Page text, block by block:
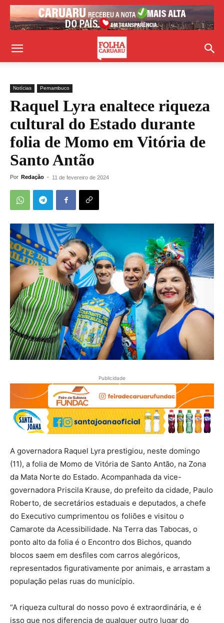
Notícias Pernambuco
Raquel Lyra enaltece riqueza
cultural do Estado durante
folia de Momo em Vitória de
Santo Antão
Por Redação - 11 de fevereiro de 2024
Publicidade
A governadora Raquel Lyra prestigiou, neste domingo
(11), a folia de Momo de Vitória de Santo Antão, na Zona
da Mata Norte do Estado. Acompanhada da vice-
governadora Priscila Krause, do prefeito da cidade, Paulo
Roberto, de secretários estaduais e deputados, a chefe
do Executivo cumprimentou os foliões e visitou o
Camarote da Acessibilidade. Na Terra das Tabocas, o
ponto alto da folia é o Encontro dos Bichos, quando
blocos saem em desfiles com carros alegóricos,
representados figurativamente por animais, e arrastam a
população pelas ruas do município.
“A riqueza cultural do nosso povo é extraordinária, e é
isso que nos diferencia de qualquer outro lugar do